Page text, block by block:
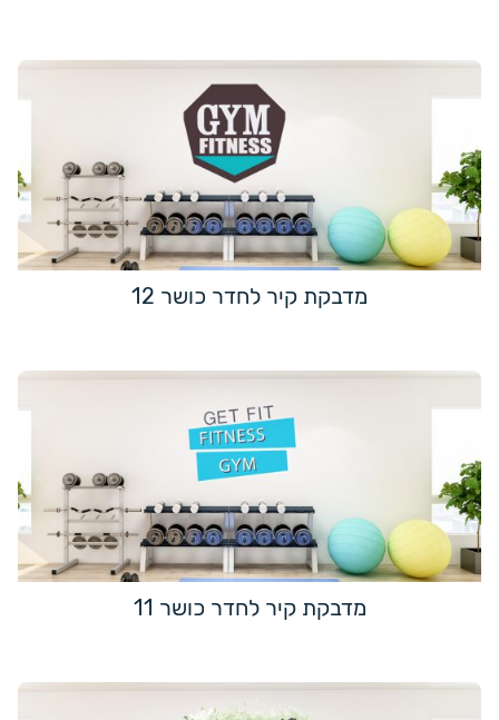
מדבקת קיר לחדר כושר 12
מדבקת קיר לחדר כושר 11